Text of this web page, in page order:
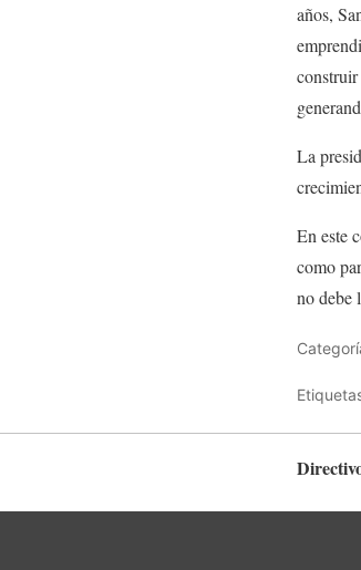
años,
construir
La
En este
como
no debe